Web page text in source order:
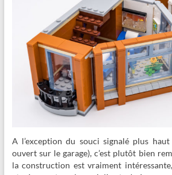
A l’exception du souci signalé plus haut
ouvert sur le garage), c’est plutôt bien
la construction est vraiment